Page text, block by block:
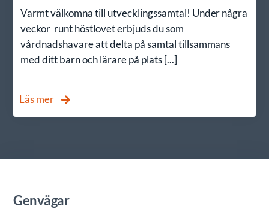
Varmt välkomna till utvecklingssamtal! Under några
veckor runt höstlovet erbjuds du som
vårdnadshavare att delta på samtal tillsammans
med ditt barn och lärare på plats [...]
Läs mer
Genvägar